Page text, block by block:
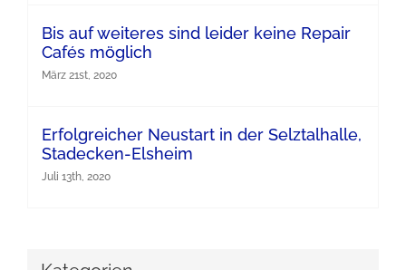
Bis auf weiteres sind leider keine Repair
Cafés möglich
März 21st, 2020
Erfolgreicher Neustart in der Selztalhalle,
Stadecken-Elsheim
Juli 13th, 2020